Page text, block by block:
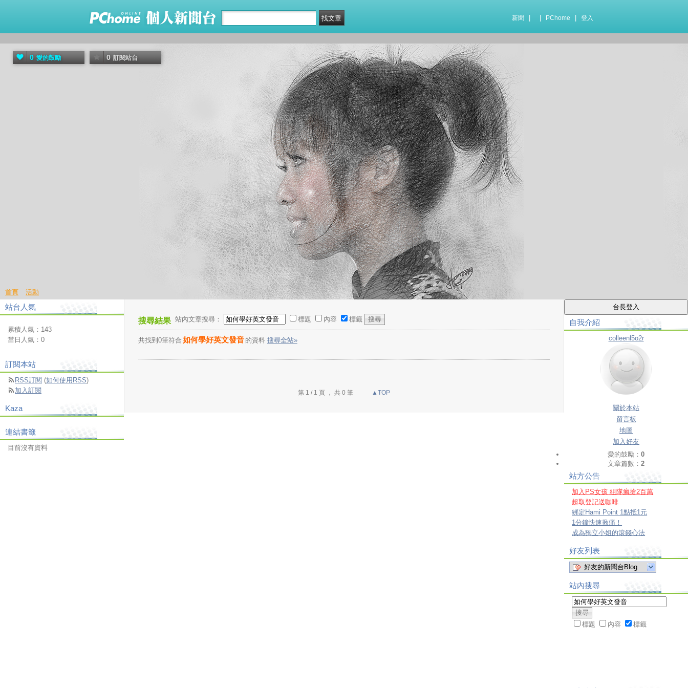
新聞 PChome 登入
0 愛的鼓勵 0 訂閱站台
首頁 活動
搜尋結果 站內文章搜尋： 標題 內容 標籤
共找到0筆符合 如何學好英文發音 的資料 搜尋全站»
第 1 / 1 頁 ， 共 0 筆 ▲TOP
自我介紹
colleenl5o2r
關於本站
留言板
地圖
加入好友
愛的鼓勵：0
文章篇數：2
站方公告
加入PS女孩 組隊瘋搶2百萬
超取登記送咖啡
綁定Hami Point 1點抵1元
1分鐘快速揪痛！
成為獨立小姐的滾錢心法
好友列表
好友的新聞台Blog
站內搜尋
標題 內容 標籤
站台人氣
累積人氣： 143
當日人氣： 0
訂閱本站
RSS訂閱 (如何使用RSS)
加入訂閱
Kaza
連結書籤
目前沒有資料